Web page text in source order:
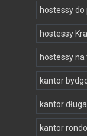
hostessy do
hostessy
hostessy na
kantor
kantor
kantor